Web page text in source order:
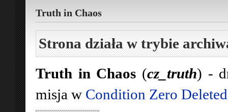
Truth in Chaos
Strona działa w trybie
Truth in Chaos (cz_truth) -
misja w Condition Zero Deleted